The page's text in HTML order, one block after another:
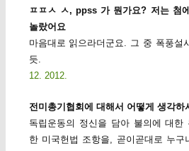
ㅍㅍㅅ ㅅ, ppss 가 뭔가요? 저는 첨
놀랐어요
마음대로 읽으라더군요. 그 중 폭풍설
듯.
12. 2012.
전미총기협회에 대해서 어떻게 생각하
독립운동의 정신을 담아 불의에 대한
한 미국헌법 조항을, 곧이곧대로 누